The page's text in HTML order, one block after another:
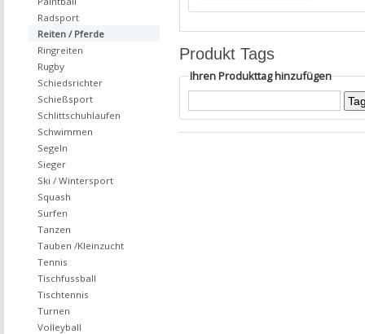
Produkt Tags
Ihren Produkttag hinzufügen
Radsport
Reiten / Pferde
Ringreiten
Rugby
Schiedsrichter
Schießsport
Schlittschuhlaufen
Schwimmen
Segeln
Sieger
Ski / Wintersport
Squash
Surfen
Tanzen
Tauben /Kleinzucht
Tennis
Tischfussball
Tischtennis
Turnen
Volleyball